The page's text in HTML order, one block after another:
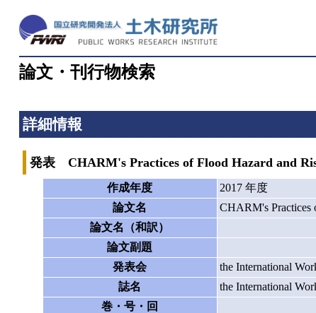
論文・刊行物検索
詳細情報
発表 CHARM's Practices of Flood Hazard and
作成年度
2017 年度
論文名
CHARM's Practices
論文名（和訳）
論文副題
発表会
the International
誌名
the International
巻・号・回